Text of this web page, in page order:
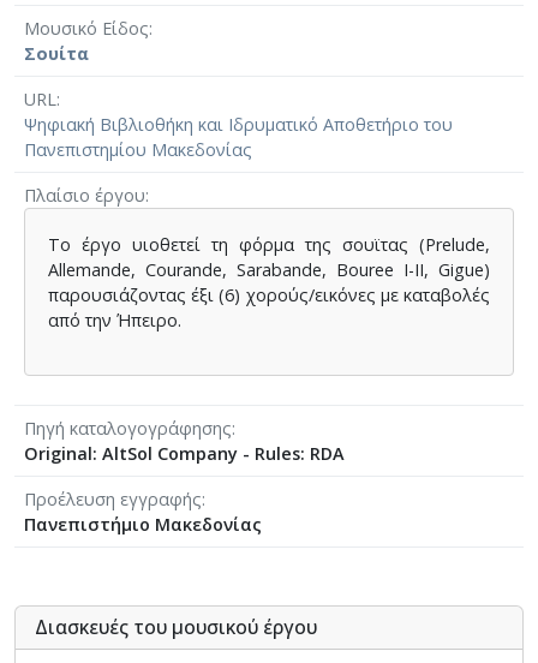
Μουσικό Είδος
Σουίτα
URL
Ψηφιακή Βιβλιοθήκη και Ιδρυματικό Αποθετήριο του
Πανεπιστημίου Μακεδονίας
Πλαίσιο έργου
Το έργο υιοθετεί τη φόρμα της σουϊτας (Prelude,
Allemande, Courande, Sarabande, Bouree I-II, Gigue)
παρουσιάζοντας έξι (6) χορούς/εικόνες με καταβολές
από την Ήπειρο.
Πηγή καταλογογράφησης
Original: AltSol Company - Rules: RDA
Προέλευση εγγραφής
Πανεπιστήμιο Μακεδονίας
Διασκευές του μουσικού έργου